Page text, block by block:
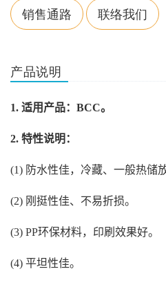
销售通路 联络我们
产品说明
1. 适用产品： BCC。
2. 特性说明：
(1) 防水性佳，冷藏、一般热储
(2) 刚挺性佳、不易折损。
(3) PP环保材料，印刷效果好。
(4) 平坦性佳。